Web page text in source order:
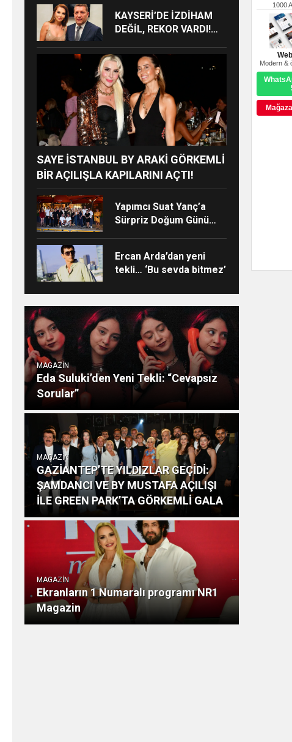
1000
Modern &
KAYSERİ’DE İZDİHAM
DEĞİL, REKOR VARDI!
SAYE İSTANBUL BY ARAKİ GÖRKEMLİ
BİR AÇILIŞLA KAPILARINI AÇTI!
Yapımcı Suat Yanç’a
Sürpriz Doğum Günü
Ercan Arda’dan yeni
tekli… ‘Bu sevda bitmez’
MAGAZİN
Eda Suluki’den Yeni Tekli: “Cevapsız
Sorular”
MAGAZİN
GAZİANTEP’TE YILDIZLAR GEÇİDİ:
ŞAMDANCI VE BY MUSTAFA AÇILIŞI
İLE GREEN PARK’TA GÖRKEMLİ GALA
MAGAZİN
Ekranların 1 Numaralı programı NR1
Magazin